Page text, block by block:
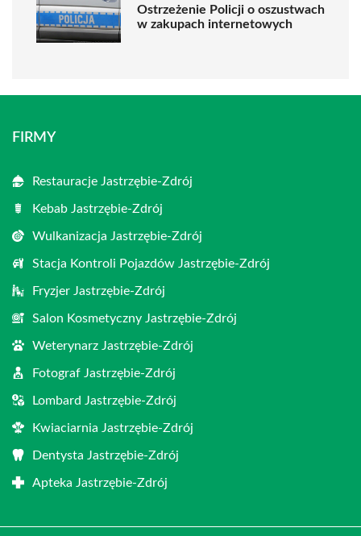
Ostrzeżenie Policji o oszustwach
w zakupach internetowych
FIRMY
Restauracje Jastrzębie-Zdrój
Kebab Jastrzębie-Zdrój
Wulkanizacja Jastrzębie-Zdrój
Stacja Kontroli Pojazdów Jastrzębie-Zdrój
Fryzjer Jastrzębie-Zdrój
Salon Kosmetyczny Jastrzębie-Zdrój
Weterynarz Jastrzębie-Zdrój
Fotograf Jastrzębie-Zdrój
Lombard Jastrzębie-Zdrój
Kwiaciarnia Jastrzębie-Zdrój
Dentysta Jastrzębie-Zdrój
Apteka Jastrzębie-Zdrój